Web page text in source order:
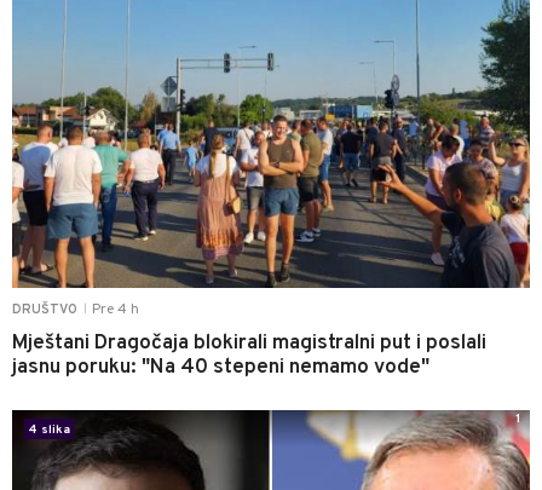
DRUŠTVO Pre 4 h
Mještani Dragočaja blokirali magistralni put i poslali
jasnu poruku: "Na 40 stepeni nemamo vode"
4 slika
1